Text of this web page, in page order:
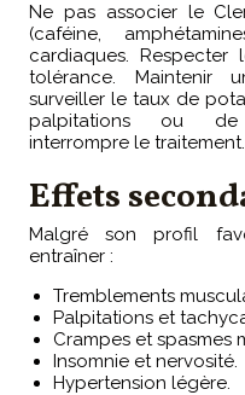
Ne pas associer le
(caféine,
cardiaques.
tolérance. Maintenir
surveiller le taux de
palpitations ou de
interrompre le traitement.
Effets
Malgré son profil
entraîner :
Tremblements
Palpitations et
Crampes et spasmes
Insomnie et nervosité.
Hypertension légère.